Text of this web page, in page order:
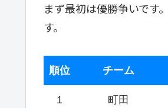
まず最初は優勝争いです
す。
順位 チーム
1 町田